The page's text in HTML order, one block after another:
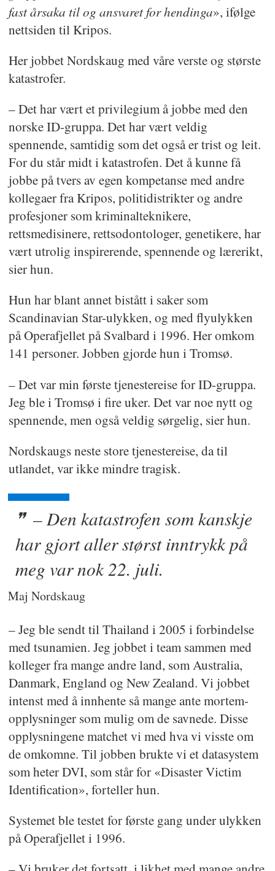
fast årsaka til og ansvaret for hendinga», ifølge
nettsiden til Kripos.
Her jobbet Nordskaug med våre verste og største
katastrofer.
– Det har vært et privilegium å jobbe med den
norske ID-gruppa. Det har vært veldig
spennende, samtidig som det også er trist og leit.
For du står midt i katastrofen. Det å kunne få
jobbe på tvers av egen kompetanse med andre
kollegaer fra Kripos, politidistrikter og andre
profesjoner som kriminalteknikere,
rettsmedisinere, rettsodontologer, genetikere, har
vært utrolig inspirerende, spennende og lærerikt,
sier hun.
Hun har blant annet bistått i saker som
Scandinavian Star-ulykken, og med flyulykken
på Operafjellet på Svalbard i 1996. Her omkom
141 personer. Jobben gjorde hun i Tromsø.
– Det var min første tjenestereise for ID-gruppa.
Jeg ble i Tromsø i fire uker. Det var noe nytt og
spennende, men også veldig sørgelig, sier hun.
Nordskaugs neste store tjenestereise, da til
utlandet, var ikke mindre tragisk.
– Den katastrofen som kanskje
har gjort aller størst inntrykk på
meg var nok 22. juli.
Maj Nordskaug
– Jeg ble sendt til Thailand i 2005 i forbindelse
med tsunamien. Jeg jobbet i team sammen med
kolleger fra mange andre land, som Australia,
Danmark, England og New Zealand. Vi jobbet
intenst med å innhente så mange ante mortem-
opplysninger som mulig om de savnede. Disse
opplysningene matchet vi med hva vi visste om
de omkomne. Til jobben brukte vi et datasystem
som heter DVI, som står for «Disaster Victim
Identification», forteller hun.
Systemet ble testet for første gang under ulykken
på Operafjellet i 1996.